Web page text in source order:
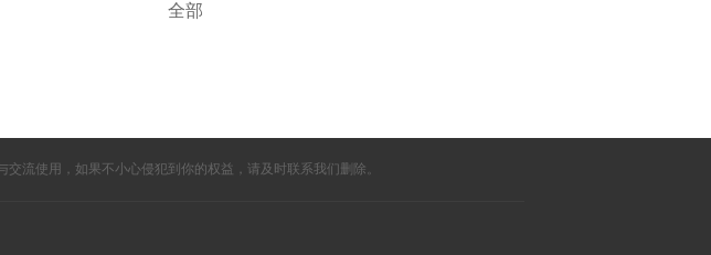
全部
流使用，如果不小心侵犯到你的权益，请及时联系我们删除。